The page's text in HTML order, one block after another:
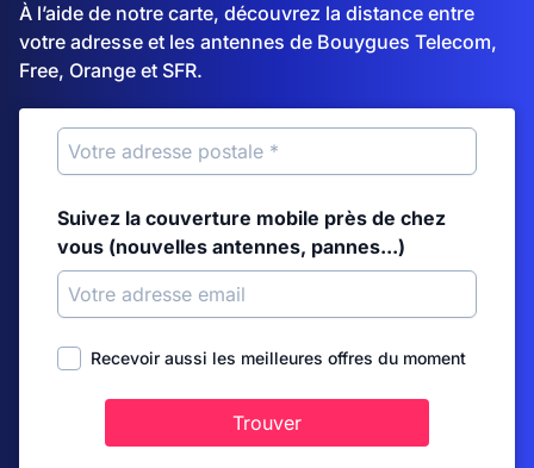
À l’aide de notre carte, découvrez la distance entre
votre adresse et les antennes de Bouygues Telecom,
Free, Orange et SFR.
Suivez la couverture mobile près de chez
vous (nouvelles antennes, pannes...)
Recevoir aussi les meilleures offres du moment
Trouver